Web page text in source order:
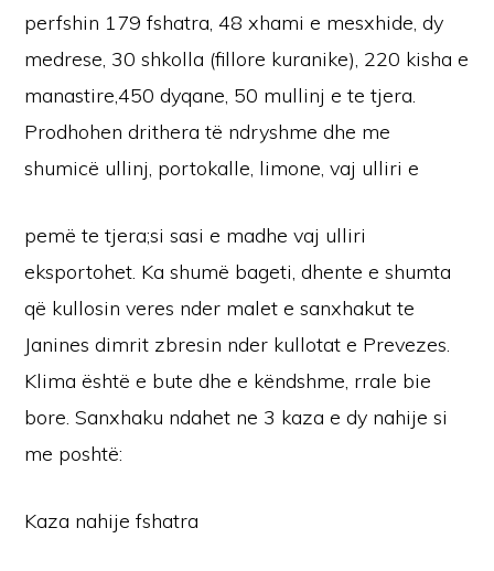
perfshin 179 fshatra, 48 xhami e mesxhide, dy
medrese, 30 shkolla (fillore kuranike), 220 kisha e
manastire,450 dyqane, 50 mullinj e te tjera.
Prodhohen drithera të ndryshme dhe me
shumicë ullinj, portokalle, limone, vaj ulliri e
pemë te tjera;si sasi e madhe vaj ulliri
eksportohet. Ka shumë bageti, dhente e shumta
që kullosin veres nder malet e sanxhakut te
Janines dimrit zbresin nder kullotat e Prevezes.
Klima është e bute dhe e këndshme, rrale bie
bore. Sanxhaku ndahet ne 3 kaza e dy nahije si
me poshtë:
Kaza nahije fshatra